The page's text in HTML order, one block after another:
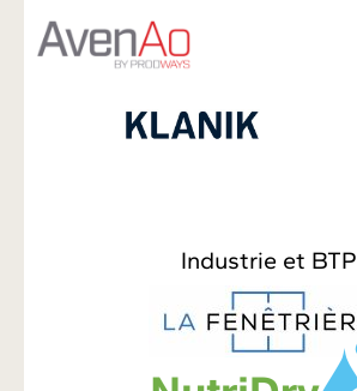
Industrie et BTP